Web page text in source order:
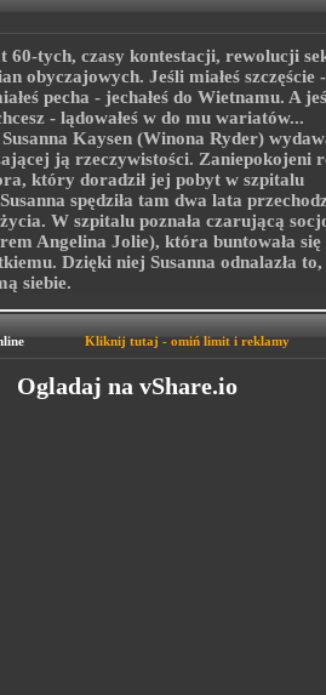
60-tych, czasy kontestacji, rewolucji
obyczajowych. Jeśli miałeś szczęście -
pecha - jechałeś do Wietnamu. A
- lądowałeś w do mu wariatów...
Kaysen (Winona Ryder)
ją rzeczywistości. Zaniepokojeni
który doradził jej pobyt w szpitalu
spędziła tam dwa lata
W szpitalu poznała czarującą
Angelina Jolie), która buntowała
Dzięki niej Susanna odnalazła
siebie.
Kliknij tutaj - omiń limit i reklamy
Ogladaj na vShare.io